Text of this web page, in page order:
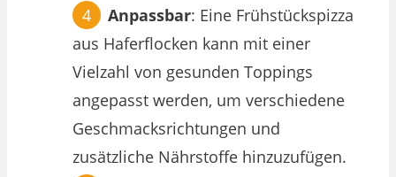
Anpassbar: Eine Frühstückspizza
aus Haferflocken kann mit einer
Vielzahl von gesunden Toppings
angepasst werden, um verschiedene
Geschmacksrichtungen und
zusätzliche Nährstoffe hinzuzufügen.